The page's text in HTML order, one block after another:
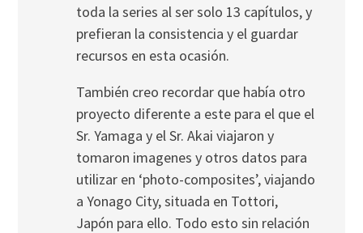
toda la series al ser solo 13 capítulos, y
prefieran la consistencia y el guardar
recursos en esta ocasión.
También creo recordar que había otro
proyecto diferente a este para el que el
Sr. Yamaga y el Sr. Akai viajaron y
tomaron imagenes y otros datos para
utilizar en ‘photo-composites’, viajando
a Yonago City, situada en Tottori,
Japón para ello. Todo esto sin relación